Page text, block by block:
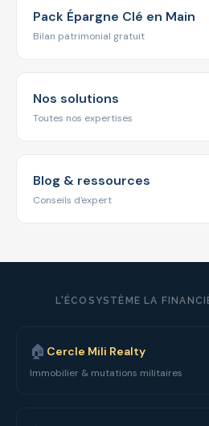
Pack Épargne Clé en Main
Bilan patrimonial gratuit
Nos solutions
Toutes nos expertises
Blog & ressources
Conseils d'expert
L'ÉCOSYSTÈME LA
🏠 Cercle Mili Realty
Immobilier & mutations militaires